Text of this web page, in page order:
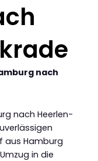
nach
nach Heerlen-
aus Hamburg
in die